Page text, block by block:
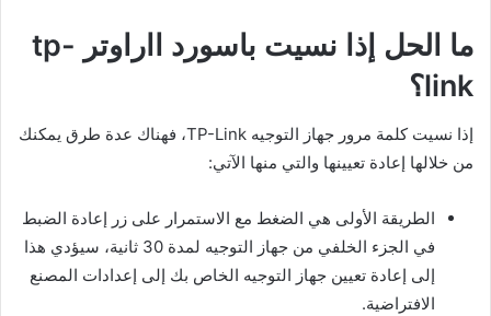
ما الحل إذا نسيت باسورد ااراوتر tp-
link؟
إذا نسيت كلمة مرور جهاز التوجيه TP-Link، فهناك عدة طرق يمكنك
من خلالها إعادة تعيينها والتي منها الآتي:
الطريقة الأولى هي الضغط مع الاستمرار على زر إعادة الضبط
في الجزء الخلفي من جهاز التوجيه لمدة 30 ثانية، سيؤدي هذا
إلى إعادة تعيين جهاز التوجيه الخاص بك إلى إعدادات المصنع
الافتراضية.